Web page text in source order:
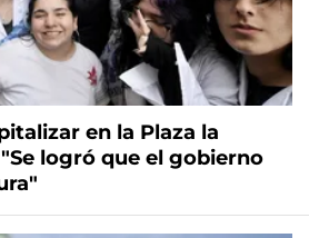
en la Plaza la
logró que el gobierno